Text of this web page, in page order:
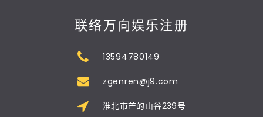
联络万向娱乐注册
13594780149
zgenren@j9.com
淮北市芒的山谷239号